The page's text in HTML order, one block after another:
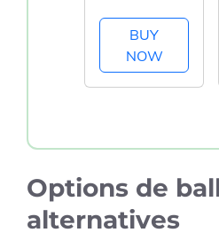
BUY
NOW
Options de
alternatives